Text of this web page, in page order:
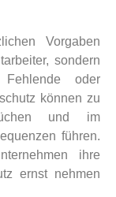
Vorgaben
sondern
oder
können zu
und im
führen.
ihre
ernst nehmen